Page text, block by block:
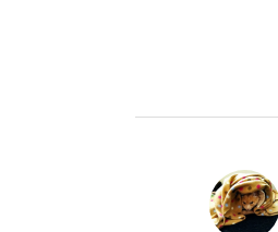
投稿者